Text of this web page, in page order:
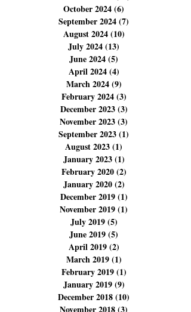
January 2025 (1) 1 post
December 2024 (11)
November 2024(18)
October 2024 (6)
September 2024
August 2024 (10)
July 2024 (13)13 posts
June 2024(5)5 posts
April 2024(4)4 posts
March 2024(9)9 posts
February 2024 (3)3 posts
December 2023(3)
November 2023 (3)
September 2023 (1)
August 2023 (1)1 post
January 2023(1)1 post
February 2020 (2)2 posts
January 2020(2) 2 posts
December 2019
November 2019(1)
July 2019 (5)5 posts
June 2019(5)5 posts
April 2019(2)2 posts
March 2019(1)1 post
February 2019 (1)1 post